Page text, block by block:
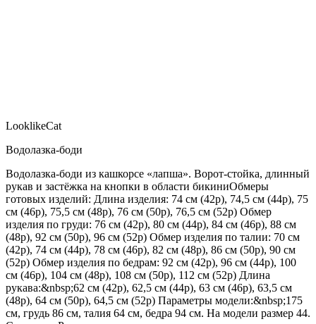
LooklikeCat
Водолазка-боди
Водолазка-боди из кашкорсе «лапша». Ворот-стойка, длинный
рукав и застёжка на кнопки в области бикиниОбмеры
готовых изделий: Длина изделия: 74 см (42р), 74,5 см (44р), 75
см (46р), 75,5 см (48р), 76 см (50р), 76,5 см (52р) Обмер
изделия по груди: 76 см (42р), 80 см (44р), 84 см (46р), 88 см
(48р), 92 см (50р), 96 см (52р) Обмер изделия по талии: 70 см
(42р), 74 см (44р), 78 см (46р), 82 см (48р), 86 см (50р), 90 см
(52р) Обмер изделия по бедрам: 92 см (42р), 96 см (44р), 100
см (46р), 104 см (48р), 108 см (50р), 112 см (52р) Длина
рукава:&nbsp;62 см (42р), 62,5 см (44р), 63 см (46р), 63,5 см
(48р), 64 см (50р), 64,5 см (52р) Параметры модели:&nbsp;175
см, грудь 86 см, талия 64 см, бедра 94 см. На модели размер 44.